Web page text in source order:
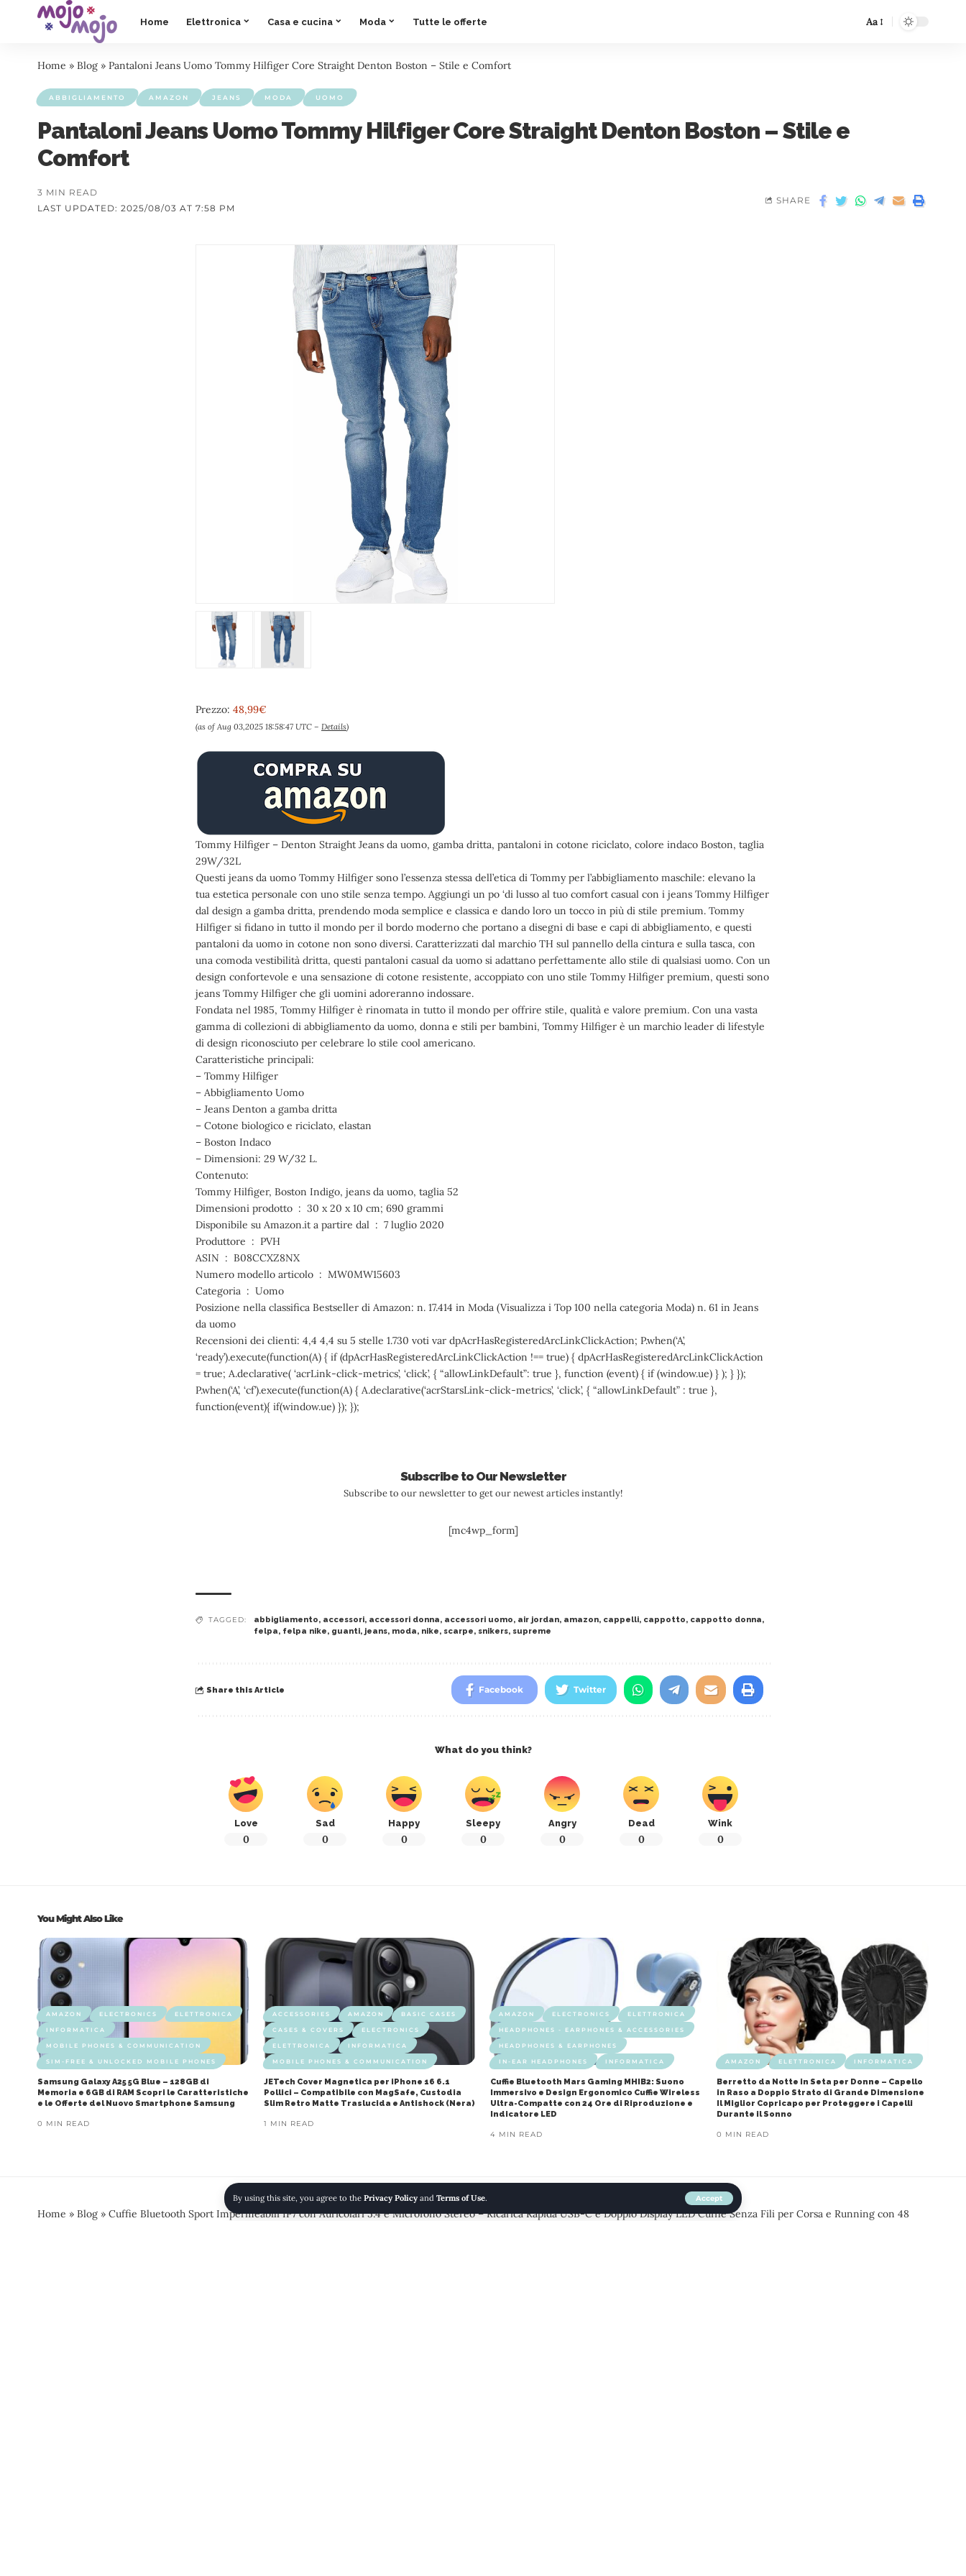
By using this site, you agree to the Privacy Policy and Terms of Use. Accept
Home Elettronica Casa e cucina Moda Tutte le offerte Aa
Home » Blog » Pantaloni Jeans Uomo Tommy Hilfiger Core Straight Denton Boston – Stile e Comfort
ABBIGLIAMENTO AMAZON JEANS MODA UOMO
Pantaloni Jeans Uomo Tommy Hilfiger Core Straight Denton Boston – Stile e
Comfort
LAST UPDATED: 2025/08/03 AT 7:58 PM
3 MIN READ
SHARE
Prezzo: 48,99€
(as of Aug 03,2025 18:58:47 UTC – Details)
Tommy Hilfiger – Denton Straight Jeans da uomo, gamba dritta, pantaloni in cotone riciclato, colore indaco Boston, taglia
29W/32L
Questi jeans da uomo Tommy Hilfiger sono l’essenza stessa dell’etica di Tommy per l’abbigliamento maschile: elevano la
tua estetica personale con uno stile senza tempo. Aggiungi un po ‘di lusso al tuo comfort casual con i jeans Tommy Hilfiger
dal design a gamba dritta, prendendo moda semplice e classica e dando loro un tocco in più di stile premium. Tommy
Hilfiger si fidano in tutto il mondo per il bordo moderno che portano a disegni di base e capi di abbigliamento, e questi
pantaloni da uomo in cotone non sono diversi. Caratterizzati dal marchio TH sul pannello della cintura e sulla tasca, con
una comoda vestibilità dritta, questi pantaloni casual da uomo si adattano perfettamente allo stile di qualsiasi uomo. Con un
design confortevole e una sensazione di cotone resistente, accoppiato con uno stile Tommy Hilfiger premium, questi sono
jeans Tommy Hilfiger che gli uomini adoreranno indossare.
Fondata nel 1985, Tommy Hilfiger è rinomata in tutto il mondo per offrire stile, qualità e valore premium. Con una vasta
gamma di collezioni di abbigliamento da uomo, donna e stili per bambini, Tommy Hilfiger è un marchio leader di lifestyle
di design riconosciuto per celebrare lo stile cool americano.
Caratteristiche principali:
– Tommy Hilfiger
– Abbigliamento Uomo
– Jeans Denton a gamba dritta
– Cotone biologico e riciclato, elastan
– Boston Indaco
– Dimensioni: 29 W/32 L.
Contenuto:
Tommy Hilfiger, Boston Indigo, jeans da uomo, taglia 52
Dimensioni prodotto ‏ : ‎ 30 x 20 x 10 cm; 690 grammi
Disponibile su Amazon.it a partire dal ‏ : ‎ 7 luglio 2020
Produttore ‏ : ‎ PVH
ASIN ‏ : ‎ B08CCXZ8NX
Numero modello articolo ‏ : ‎ MW0MW15603
Categoria ‏ : ‎ Uomo
Posizione nella classifica Bestseller di Amazon: n. 17.414 in Moda (Visualizza i Top 100 nella categoria Moda) n. 61 in Jeans
da uomo
Recensioni dei clienti: 4,4 4,4 su 5 stelle 1.730 voti var dpAcrHasRegisteredArcLinkClickAction; P.when(‘A’,
‘ready’).execute(function(A) { if (dpAcrHasRegisteredArcLinkClickAction !== true) { dpAcrHasRegisteredArcLinkClickAction
= true; A.declarative( ‘acrLink-click-metrics’, ‘click’, { “allowLinkDefault”: true }, function (event) { if (window.ue) } ); } });
P.when(‘A’, ‘cf’).execute(function(A) { A.declarative(‘acrStarsLink-click-metrics’, ‘click’, { “allowLinkDefault” : true },
function(event){ if(window.ue) }); });
Subscribe to Our Newsletter
Subscribe to our newsletter to get our newest articles instantly!
[mc4wp_form]
TAGGED: abbigliamento, accessori, accessori donna, accessori uomo, air jordan, amazon, cappelli, cappotto, cappotto donna,
felpa, felpa nike, guanti, jeans, moda, nike, scarpe, snikers, supreme
Share this Article Facebook Twitter
What do you think?
Love
0
Sad
0
Happy
0
Sleepy
0
Angry
0
Dead
0
Wink
0
You Might Also Like
AMAZON ELECTRONICS ELETTRONICA
INFORMATICA
MOBILE PHONES & COMMUNICATION
SIM-FREE & UNLOCKED MOBILE PHONES
Samsung Galaxy A25 5G Blue – 128GB di
Memoria e 6GB di RAM Scopri le Caratteristiche
e le Offerte del Nuovo Smartphone Samsung
0 MIN READ
ACCESSORIES AMAZON BASIC CASES
CASES & COVERS ELECTRONICS
ELETTRONICA INFORMATICA
MOBILE PHONES & COMMUNICATION
JETech Cover Magnetica per iPhone 16 6.1
Pollici – Compatibile con MagSafe, Custodia
Slim Retro Matte Traslucida e Antishock (Nera)
1 MIN READ
AMAZON ELECTRONICS ELETTRONICA
HEADPHONES - EARPHONES & ACCESSORIES
HEADPHONES & EARPHONES
IN-EAR HEADPHONES INFORMATICA
Cuffie Bluetooth Mars Gaming MHIB2: Suono
Immersivo e Design Ergonomico Cuffie Wireless
Ultra-Compatte con 24 Ore di Riproduzione e
Indicatore LED
4 MIN READ
AMAZON ELETTRONICA INFORMATICA
Berretto da Notte in Seta per Donne – Capello
in Raso a Doppio Strato di Grande Dimensione
Il Miglior Copricapo per Proteggere i Capelli
Durante il Sonno
0 MIN READ
Home » Blog » Cuffie Bluetooth Sport Impermeabili IP7 con Auricolari 5.4 e Microfono Stereo – Ricarica Rapida USB-C e Doppio Display LED Cuffie Senza Fili per Corsa e Running con 48